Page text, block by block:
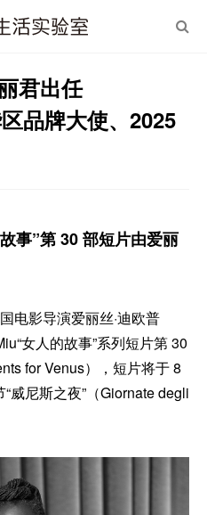
君出任
品牌大使、2025
事”第 30 部短片由爱丽
电影导演爱丽丝·迪欧普
女人的故事”系列短片第 30
for Venus），短片将于 8
威尼斯之夜”（Giornate degli